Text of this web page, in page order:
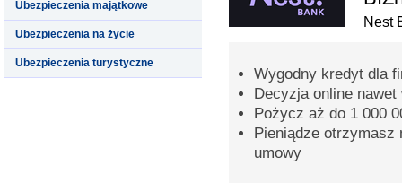
Ubezpieczenia majątkowe
Ubezpieczenia na życie
Ubezpieczenia turystyczne
Nest
Wygodny kredyt dla
Decyzja online nawet
Pożycz aż do 1 000
Pieniądze otrzymasz
umowy